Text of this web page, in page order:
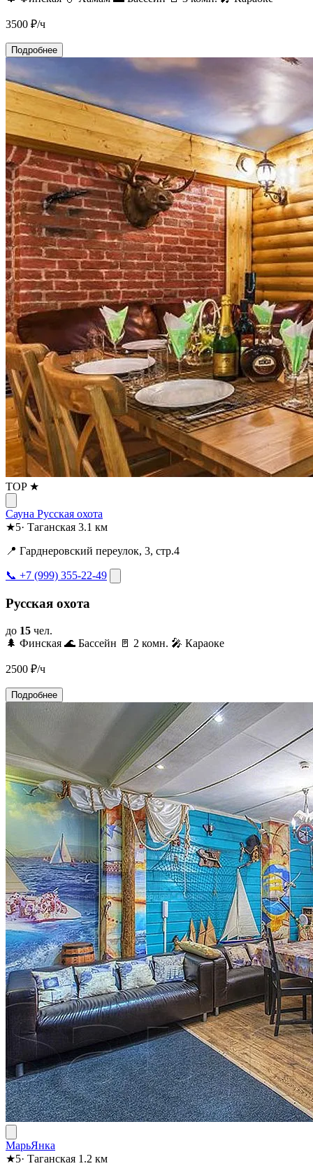
3500 ₽/ч
Подробнее
TOP ★
Сауна Русская охота
★5· Таганская 3.1 км
📍 Гарднеровский переулок, 3, стр.4
📞 +7 (999) 355-22-49
Русская охота
до 15 чел.
🌲 Финская 🌊 Бассейн 🚪 2 комн. 🎤 Караоке
2500 ₽/ч
Подробнее
МарьЯнка
★5· Таганская 1.2 км